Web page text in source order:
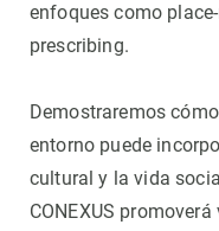
enfoques como
prescribing.
Demostraremos
entorno puede
cultural y la vida
CONEXUS